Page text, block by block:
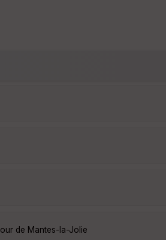
de Mantes-la-Jolie